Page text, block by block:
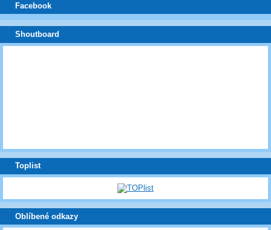
Facebook
Shoutboard
Toplist
Oblíbené odkazy